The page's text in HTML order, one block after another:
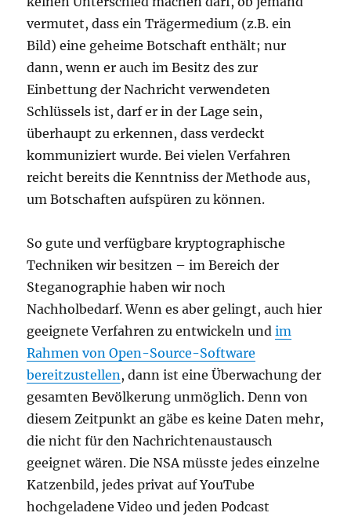
vermutet, dass ein Trägermedium (z.B. ein
Bild) eine geheime Botschaft enthält; nur
dann, wenn er auch im Besitz des zur
Einbettung der Nachricht verwendeten
Schlüssels ist, darf er in der Lage sein,
überhaupt zu erkennen, dass verdeckt
kommuniziert wurde. Bei vielen Verfahren
reicht bereits die Kenntniss der Methode aus,
um Botschaften aufspüren zu können.
So gute und verfügbare kryptographische
Techniken wir besitzen – im Bereich der
Steganographie haben wir noch
Nachholbedarf. Wenn es aber gelingt, auch hier
geeignete Verfahren zu entwickeln undim
Rahmen von Open-Source-Software
bereitzustellen, dann ist eine Überwachung der
gesamten Bevölkerung unmöglich. Denn von
diesem Zeitpunkt an gäbe es keine Daten mehr,
die nicht für den Nachrichtenaustausch
geeignet wären. Die NSA müsste jedes einzelne
Katzenbild, jedes privat auf YouTube
hochgeladene Video und jeden Podcast